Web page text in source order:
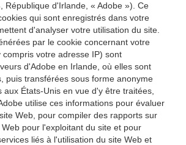
République d'Irlande, « Adobe »). Ce
qui sont enregistrés dans votre
d'analyser votre utilisation du site.
par le cookie concernant votre
compris votre adresse IP) sont
d'Adobe en Irlande, où elles sont
puis transférées sous forme anonyme
aux États-Unis en vue d'y être traitées,
utilise ces informations pour évaluer
Web, pour compiler des rapports sur
pour l'exploitant du site et pour
liés à l'utilisation du site Web et